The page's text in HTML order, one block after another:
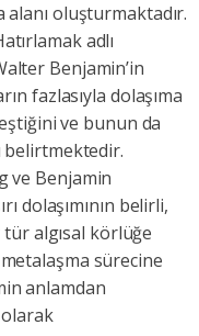
oluşturmaktadır.
adlı
Benjamin’in
fazlasıyla dolaşıma
ve bunun da
belirtmektedir.
ve Benjamin
dolaşımının belirli,
algısal körlüğe
sürecine
anlamdan